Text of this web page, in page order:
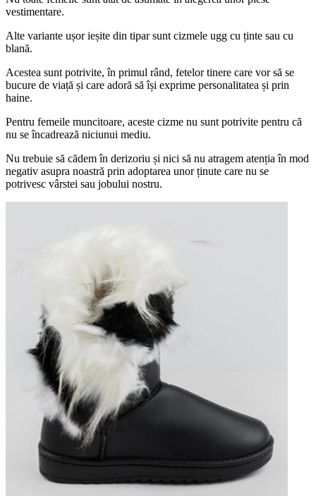
vestimentare.
Alte variante ușor ieșite din tipar sunt cizmele ugg cu ținte sau cu
blană.
Acestea sunt potrivite, în primul rând, fetelor tinere care vor să se
bucure de viață și care adoră să își exprime personalitatea și prin
haine.
Pentru femeile muncitoare, aceste cizme nu sunt potrivite pentru că
nu se încadrează niciunui mediu.
Nu trebuie să cădem în derizoriu și nici să nu atragem atenția în mod
negativ asupra noastră prin adoptarea unor ținute care nu se
potrivesc vârstei sau jobului nostru.